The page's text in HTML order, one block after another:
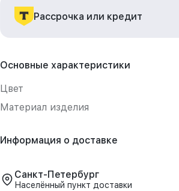
Рассрочка или кредит
Основные характеристики
Цвет
Материал изделия
Информация о доставке
Санкт-Петербург
Населённый пункт доставки